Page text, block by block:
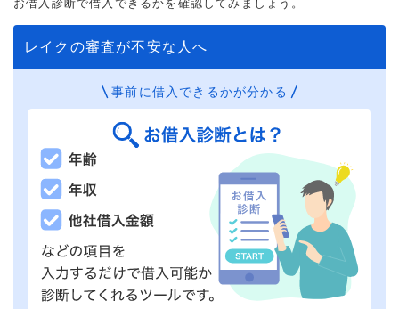
お借入診断で借入できるかを確認してみましょう。
レイクの審査が不安な人へ
事前に借入できるかが分かる